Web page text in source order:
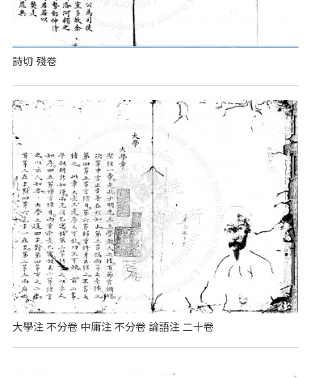
詩切 殘卷
大學注 不分卷 中庸注 不分卷 論語注 二十卷